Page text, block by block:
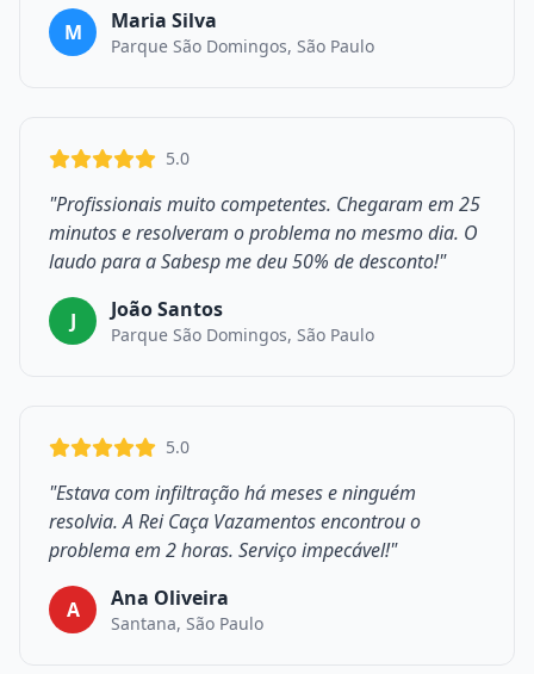
M Maria Silva
Parque São Domingos, São Paulo
5.0
"Profissionais muito competentes. Chegaram em 25
minutos e resolveram o problema no mesmo dia. O
laudo para a Sabesp me deu 50% de desconto!"
J João Santos
Parque São Domingos, São Paulo
5.0
"Estava com infiltração há meses e ninguém
resolvia. A Rei Caça Vazamentos encontrou o
problema em 2 horas. Serviço impecável!"
A Ana Oliveira
Santana, São Paulo